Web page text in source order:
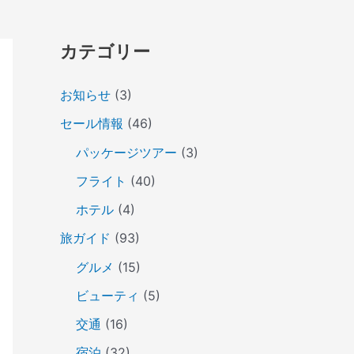
カテゴリー
お知らせ (3)
セール情報 (46)
パッケージツアー (3)
フライト (40)
ホテル (4)
旅ガイド (93)
グルメ (15)
ビューティ (5)
交通 (16)